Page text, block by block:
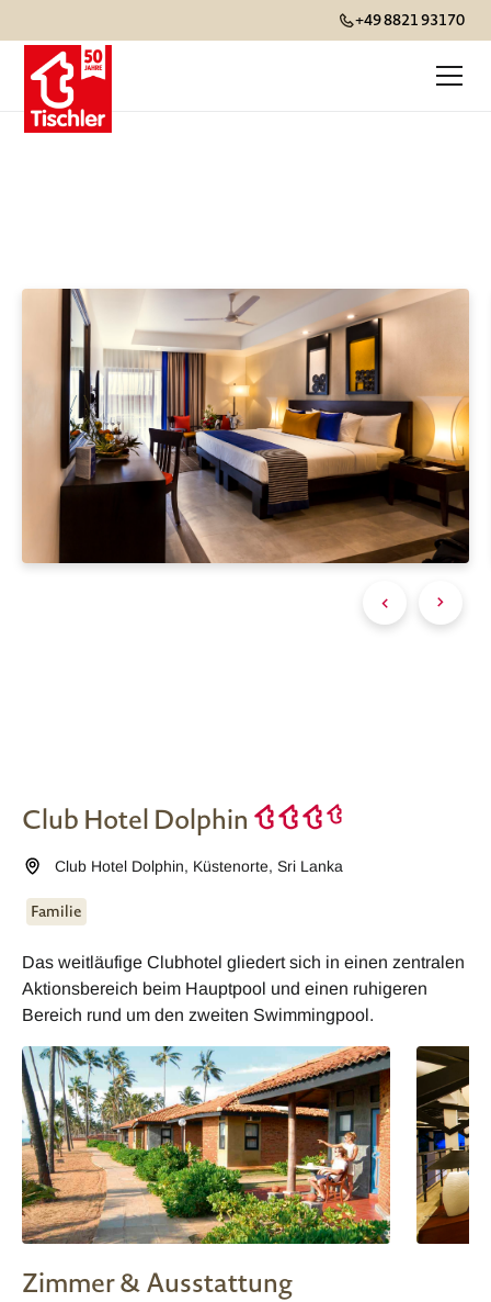
+49 8821 93170
Club Hotel Dolphin
Club Hotel Dolphin, Küstenorte,Sri Lanka
Familie
Das weitläufige Clubhotel gliedert sich in einen zentralen
Aktionsbereich beim Hauptpool und einen ruhigeren
Bereich rund um den zweiten Swimmingpool.
Zimmer & Ausstattung